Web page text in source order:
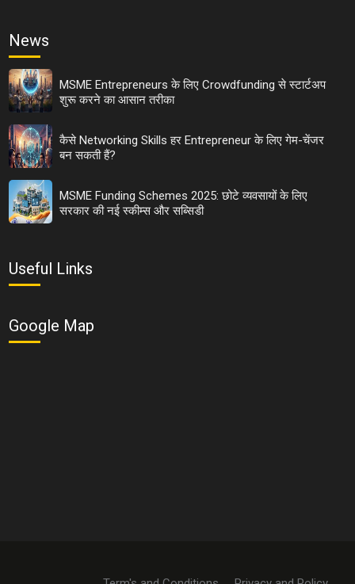
News
MSME Entrepreneurs के लिए Crowdfunding से स्टार्टअप
शुरू करने का आसान तरीका
कैसे Networking Skills हर Entrepreneur के लिए गेम-चेंजर
बन सकती हैं?
MSME Funding Schemes 2025: छोटे व्यवसायों के लिए
सरकार की नई स्कीम्स और सब्सिडी
Useful Links
Google Map